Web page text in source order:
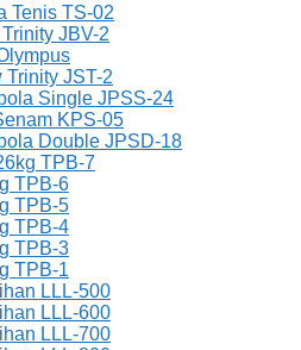
Tenis TS-02
JBV-2
Trinity JST-2
Single JPSS-24
KPS-05
Double JPSD-18
TPB-7
TPB-6
TPB-5
TPB-4
TPB-3
TPB-1
LLL-500
LLL-600
LLL-700